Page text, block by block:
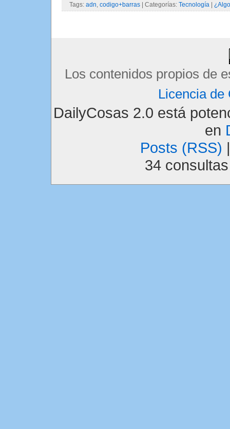
Tags: adn codigo+barras | Categorías: Tecnología |
Los contenidos propios de
Licencia de
DailyCosas 2.0 está
en
Posts (RSS)
34